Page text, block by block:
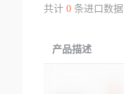
共计 0条进口数据
产品描述